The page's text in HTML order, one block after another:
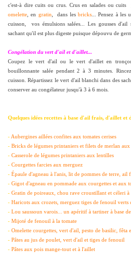
c'est-à dire cuits ou crus. Crus en salades ou
omelette , en gratin , dans lesbricks ... Pensez à
cuisson, vos émulsions salées... Les gousses
sachant qu'il est plus digeste puisque dépouvu de
Congélation du vert d'ail et d'aillet...
Coupez le vert d'ail ou le vert d'aillet en
bouillonnante salée pendant 2 à 3 minutes.
cuisson. Répartissez le vert d'ail blanchi dans des
conserver au congélateur jusqu'à 3 à 6 mois.
Quelques idées recettes à base d'ail frais, d'aillet et
- Aubergines aillées confites aux tomates cerises
- Bricks de légumes printaniers et filets de merlan aux
- Casserole de légumes printaniers aux lentilles
- Courgettes farcies aux merguez
- Épaule d'agneau à l'anis, lit de pommes de terre, ail
- Gigot d'agneau en pommade aux courgettes et aux
- Gratin de poireaux, chou rave croustillant et céleri à
- Haricots aux crozets, merguez tiges de fenouil verts
- Lou saussoun varois... un apéritif à tartiner à base
- Mijoté de fenouil à la tomate
- Omelette courgettes, vert d'ail, pesto de basilic, fêta
- Pâtes au jus de poulet, vert d'ail et tiges de fenouil
- Pâtes aux pois mange-tout et à l'aillet